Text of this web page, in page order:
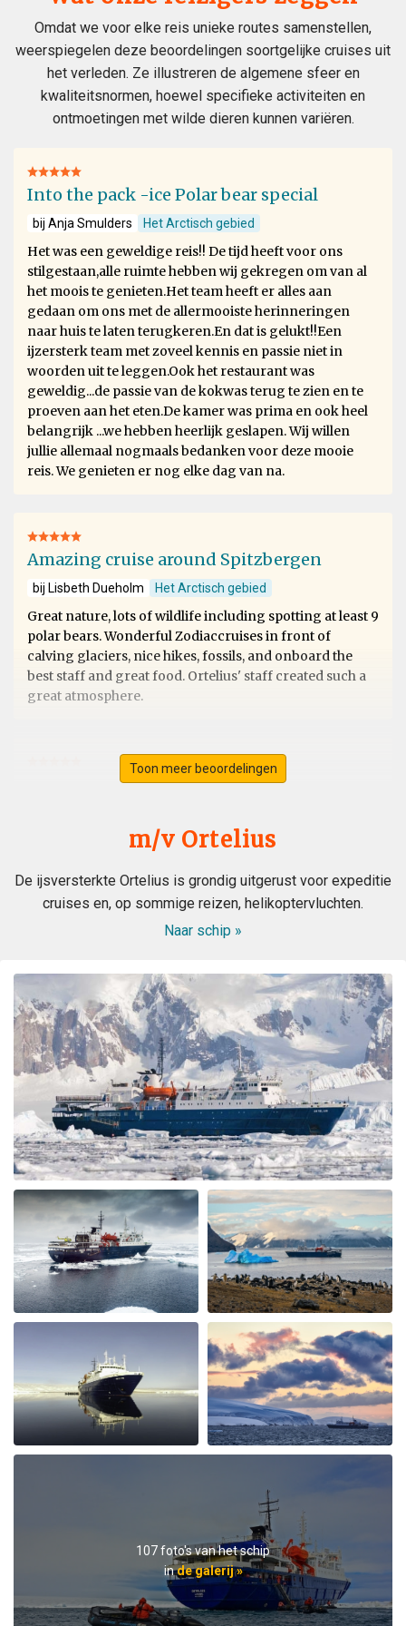
Omdat we voor elke reis unieke routes samenstellen,
weerspiegelen deze beoordelingen soortgelijke cruises uit
het verleden. Ze illustreren de algemene sfeer en
kwaliteitsnormen, hoewel specifieke activiteiten en
ontmoetingen met wilde dieren kunnen variëren.
Into the pack -ice Polar bear special
bij Anja Smulders Het Arctisch gebied
Het was een geweldige reis!! De tijd heeft voor ons
stilgestaan,alle ruimte hebben wij gekregen om van al
het moois te genieten.Het team heeft er alles aan
gedaan om ons met de allermooiste herinneringen
naar huis te laten terugkeren.En dat is gelukt!!Een
ijzersterk team met zoveel kennis en passie niet in
woorden uit te leggen.Ook het restaurant was
geweldig...de passie van de kokwas terug te zien en te
proeven aan het eten.De kamer was prima en ook heel
belangrijk ...we hebben heerlijk geslapen. Wij willen
jullie allemaal nogmaals bedanken voor deze mooie
reis. We genieten er nog elke dag van na.
Amazing cruise around Spitzbergen
bij Lisbeth Dueholm Het Arctisch gebied
Great nature, lots of wildlife including spotting at least 9
polar bears. Wonderful Zodiaccruises in front of
calving glaciers, nice hikes, fossils, and onboard the
best staff and great food. Ortelius' staff created such a
great atmosphere.
A lifelong dream became true. A fantastic extraordinary
crew. A wonderful magical landdcape. Very interesting
recaps and lots of great appreciated informations from
the experts. All in all the best trip in my lifetime. Thank
you all from the bottom of my heart
Wonderful landscape
bij Cornelia Kolar Het Arctisch gebied
The animal and landscape sceneries we're great nur the
didn't respect nature and I hardly could enjoy the
silence of the Arctic as advertised. The food and crew
Toon meer beoordelingen
m/v Ortelius
De ijsversterkte Ortelius is grondig uitgerust voor expeditie
cruises en, op sommige reizen, helikoptervluchten.
Naar schip »
107 foto's van het schip
inde galerij »